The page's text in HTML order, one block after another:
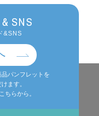
SNS
&SNS
パンフレットを
ます。
ちらから。